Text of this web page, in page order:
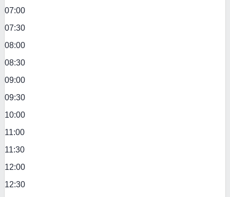
07:00
07:30
08:00
08:30
09:00
09:30
10:00
11:00
11:30
12:00
12:30